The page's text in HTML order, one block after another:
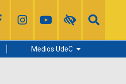
Medios UdeC